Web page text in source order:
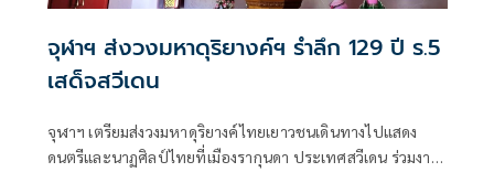
จุฬาฯ ส่งวงมหาดุริยางค์ฯ รำลึก 129 ปี ร.5
เสด็จสวีเดน
จุฬาฯ เตรียมส่งวงมหาดุริยางค์ไทยเยาวชนเดินทางไปแสดง
ดนตรีและนาฏศิลป์ไทยที่เมืองรากุนดา ประเทศสวีเดน ร่วมงาน